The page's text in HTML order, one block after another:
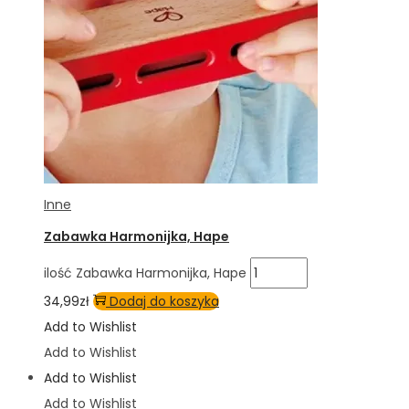
Inne
Zabawka Harmonijka, Hape
ilość Zabawka Harmonijka, Hape
34,99zł
Dodaj do koszyka
Add to Wishlist
Add to Wishlist
Add to Wishlist
Add to Wishlist